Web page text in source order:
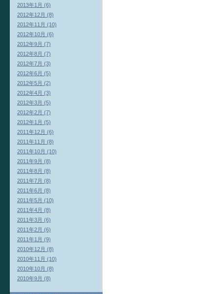
2013年1月 (6)
2012年12月 (8)
2012年11月 (10)
2012年10月 (6)
2012年9月 (7)
2012年8月 (7)
2012年7月 (3)
2012年6月 (5)
2012年5月 (2)
2012年4月 (3)
2012年3月 (5)
2012年2月 (7)
2012年1月 (5)
2011年12月 (6)
2011年11月 (8)
2011年10月 (10)
2011年9月 (8)
2011年8月 (8)
2011年7月 (8)
2011年6月 (8)
2011年5月 (10)
2011年4月 (8)
2011年3月 (6)
2011年2月 (6)
2011年1月 (9)
2010年12月 (8)
2010年11月 (10)
2010年10月 (8)
2010年9月 (8)